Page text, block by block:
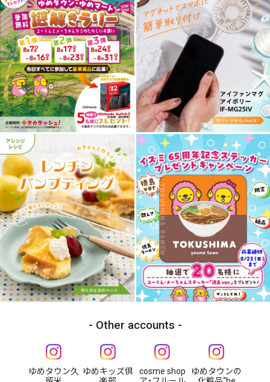
Other accounts
ゆめタウン久
ゆめキッズ倶
cosme shop
ゆめタウンの